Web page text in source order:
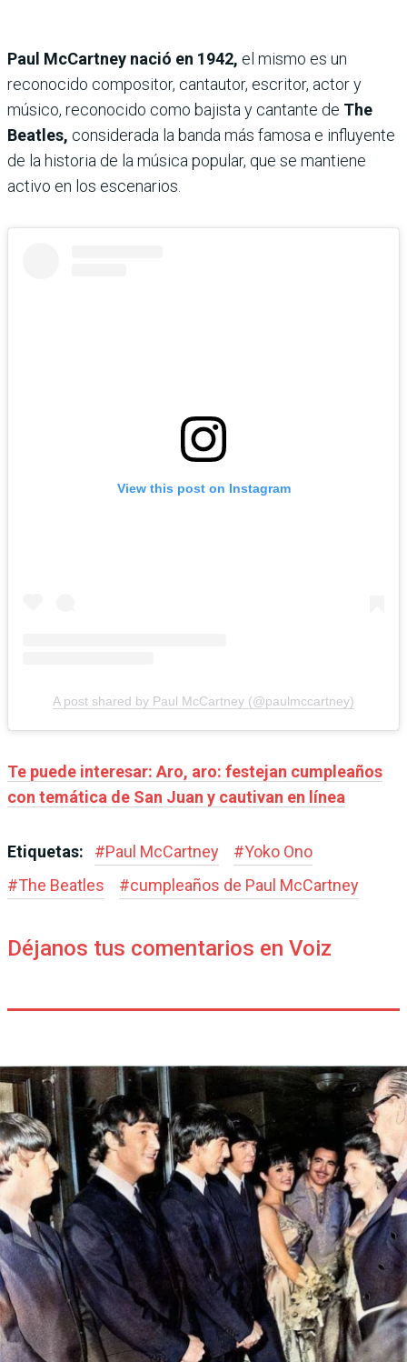
Paul McCartney nació en 1942, el mismo es un
reconocido compositor, cantautor, escritor, actor y
músico, reconocido como bajista y cantante de The
Beatles, considerada la banda más famosa e influyente
de la historia de la música popular, que se mantiene
activo en los escenarios.
View this post on Instagram
A post shared by Paul McCartney (@paulmccartney)
Te puede interesar: Aro, aro: festejan cumpleaños
con temática de San Juan y cautivan en línea
Etiquetas: #Paul McCartney #Yoko Ono
#The Beatles #cumpleaños de Paul McCartney
Déjanos tus comentarios en Voiz